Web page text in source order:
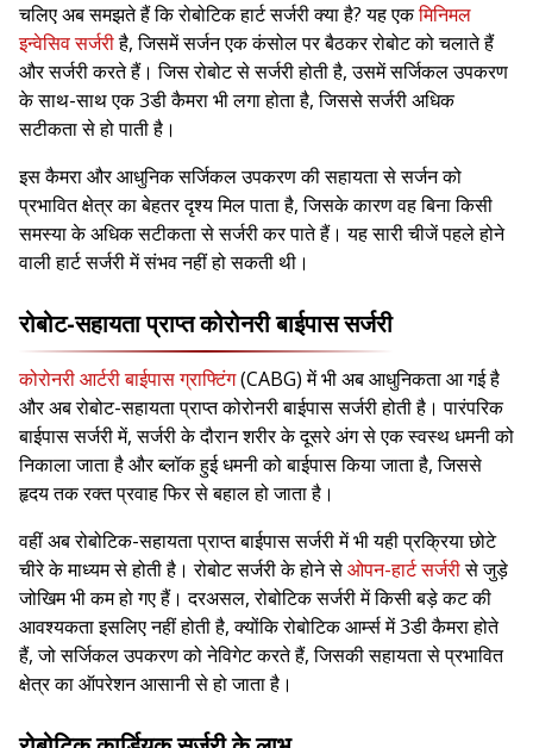
चलिए अब समझते हैं कि रोबोटिक हार्ट सर्जरी क्या है? यह एकमिनिमल
इन्वेसिव सर्जरीहै, जिसमें सर्जन एक कंसोल पर बैठकर रोबोट को चलाते हैं
और सर्जरी करते हैं। जिस रोबोट से सर्जरी होती है, उसमें सर्जिकल उपकरण
के साथ-साथ एक 3डी कैमरा भी लगा होता है, जिससे सर्जरी अधिक
सटीकता से हो पाती है।
इस कैमरा और आधुनिक सर्जिकल उपकरण की सहायता से सर्जन को
प्रभावित क्षेत्र का बेहतर दृश्य मिल पाता है, जिसके कारण वह बिना किसी
समस्या के अधिक सटीकता से सर्जरी कर पाते हैं। यह सारी चीजें पहले होने
वाली हार्ट सर्जरी में संभव नहीं हो सकती थी।
रोबोट-सहायता प्राप्त कोरोनरी बाईपास सर्जरी
कोरोनरी आर्टरी बाईपास ग्राफ्टिंग(CABG) में भी अब आधुनिकता आ गई है
और अब रोबोट-सहायता प्राप्त कोरोनरी बाईपास सर्जरी होती है। पारंपरिक
बाईपास सर्जरी में, सर्जरी के दौरान शरीर के दूसरे अंग से एक स्वस्थ धमनी को
निकाला जाता है और ब्लॉक हुई धमनी को बाईपास किया जाता है, जिससे
हृदय तक रक्त प्रवाह फिर से बहाल हो जाता है।
वहीं अब रोबोटिक-सहायता प्राप्त बाईपास सर्जरी में भी यही प्रक्रिया छोटे
चीरे के माध्यम से होती है। रोबोट सर्जरी के होने सेओपन-हार्ट सर्जरीसे जुड़े
जोखिम भी कम हो गए हैं। दरअसल, रोबोटिक सर्जरी में किसी बड़े कट की
आवश्यकता इसलिए नहीं होती है, क्योंकि रोबोटिक आर्म्स में 3डी कैमरा होते
हैं, जो सर्जिकल उपकरण को नेविगेट करते हैं, जिसकी सहायता से प्रभावित
क्षेत्र का ऑपरेशन आसानी से हो जाता है।